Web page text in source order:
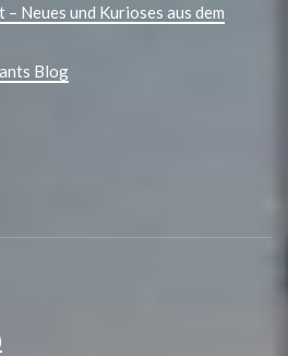
Neues und Kurioses aus dem
Blog